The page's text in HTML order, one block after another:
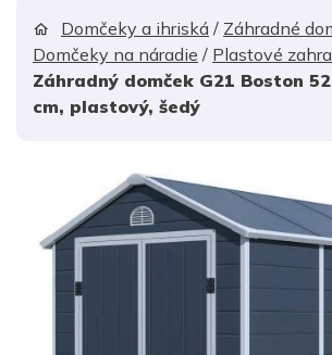
Domčeky a ihriská / Záhradné
Domčeky na náradie / Plastové
Záhradný domček G21 Boston
cm, plastový, šedý